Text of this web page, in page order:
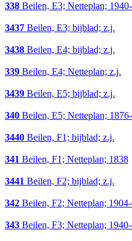
338 Beilen, E3; Netteplan;
3437 Beilen, E3; bijblad; z.j.
3438 Beilen, E4; bijblad; z.j.
339 Beilen, E4; Netteplan; z.j.
3439 Beilen, E5; bijblad; z.j.
340 Beilen, E5; Netteplan;
3440 Beilen, F1; bijblad; z.j.
341 Beilen, F1; Netteplan; 1838
3441 Beilen, F2; bijblad; z.j.
342 Beilen, F2; Netteplan;
343 Beilen, F3; Netteplan;